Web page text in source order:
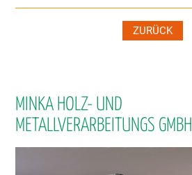
ZURÜCK
MINKA HOLZ- UND
METALLVERARBEITUNGS GMBH